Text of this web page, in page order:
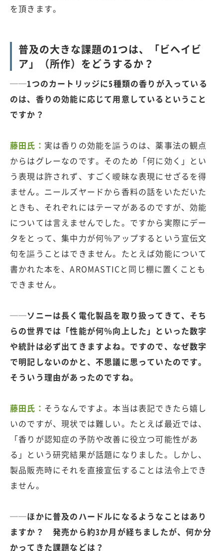
を頂きます。
普及の大きな課題の1つは、「ビヘイビ
ア」（所作）をどうするか？
──1つのカートリッジに5種類の香りが入っている
のは、香りの効能に応じて用意しているということ
ですか？
藤田氏： 実は香りの効能を謳うのは、薬事法の観点
からはグレーなのです。そのため「何に効く」とい
う表現は許されず、すごく曖昧な表現にせざるを得
ません。ニールズヤードから香料の話をいただいた
ときも、それぞれにはテーマがあるのですが、効能
については言えませんでした。ですから実際にデー
タをとって、集中力が何％アップするという宣伝文
句を謳うことはできません。たとえば効能について
書かれた本を、AROMASTICと同じ棚に置くことも
できません。
──ソニーは長く電化製品を取り扱ってきて、そち
らの世界では「性能が何％向上した」といった数字
や統計は必ず出てきますよね。ですので、なぜ数字
で明記しないのかと、不思議に思っていたのです。
そういう理由があったのですね。
藤田氏： そうなんですよ。本当は表記できたら嬉し
いのですが、現状では難しい。たとえば最近では、
「香りが認知症の予防や改善に役立つ可能性があ
る」という研究結果が話題になりました。しかし、
製品販売時にそれを直接宣伝することは法令上でき
ません。
──ほかに普及のハードルになるようなことはあり
ますか？ 発売から約3か月が経ちましたが、何か分
かってきた課題などは？